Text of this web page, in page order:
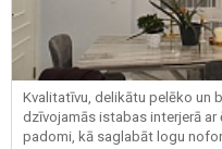
Kvalitatīvu, delikātu pelēko un
dzīvojamās istabas interjerā
padomi, kā saglabāt logu